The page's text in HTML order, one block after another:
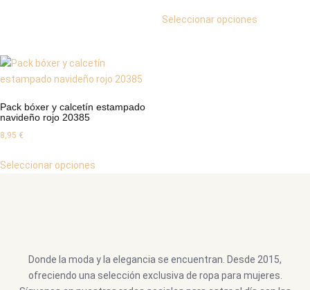
Seleccionar opciones
Pack bóxer y calcetín estampado
navideño rojo 20385
8,95 €
Seleccionar opciones
Donde la moda y la elegancia se encuentran. Desde 2015,
ofreciendo una selección exclusiva de ropa para mujeres.